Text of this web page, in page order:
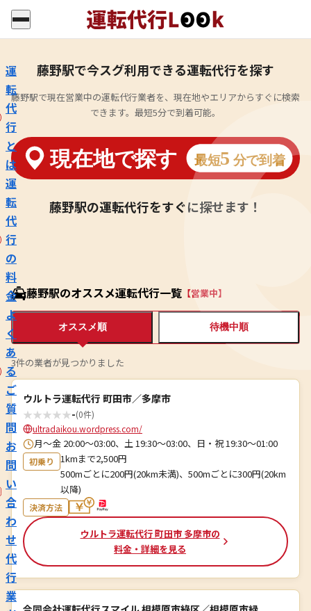
運
転
代
行
と
は
運
転
代
行
の
料
金
よ
く
あ
る
ご
質
問
お
問
い
合
わ
せ
代
行
業
藤野駅で今スグ利用できる運転代行を探す
藤野駅で現在営業中の運転代行業者を、現在地やエリアからすぐに検索
できます。最短5分で到着可能。
藤野駅の運転代行をすぐに探せます！
藤野駅のオススメ運転代行一覧 【営業中】
オススメ順 待機中順
3件の業者が見つかりました
ウルトラ運転代行 町田市／多摩市
★★★★★-(0件)
ultradaikou.wordpress.com/
月～金 20:00～03:00、土 19:30～03:00、日・祝 19:30～01:00
初乗り
1kmまで2,500円
500mごとに200円(20km未満)、500mごとに300円(20km
以降)
決済方法
ウルトラ運転代行 町田市 多摩市の
料金・詳細を見る